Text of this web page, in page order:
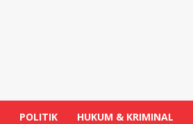
POLITIK HUKUM & KRIMINAL